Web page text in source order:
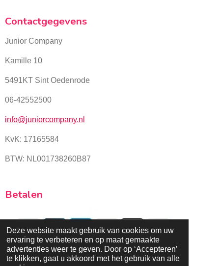
Deze website maakt gebruik van cookies om uw
ervaring te verbeteren en op maat gemaakte
advertenties weer te geven. Door op ‘Accepteren’
te klikken, gaat u akkoord met het gebruik van alle
Contactgegevens
Junior Company
Kamille 10
5491KT Sint Oedenrode
06-42552500
info@juniorcompany.nl
KvK: 17165584
BTW: NL001738260B87
Betalen
© 2025 - 2026 Juniorcompany.nl